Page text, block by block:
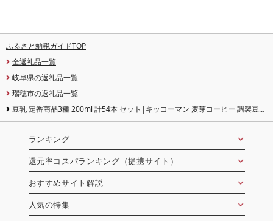
ふるさと納税ガイドTOP
全返礼品一覧
岐阜県の返礼品一覧
瑞穂市の返礼品一覧
豆乳 定番商品3種 200ml 計54本 セット|キッコーマン 麦芽コーヒー 調製豆乳
ランキング
還元率コスパランキング（提携サイト）
おすすめサイト解説
人気の特集